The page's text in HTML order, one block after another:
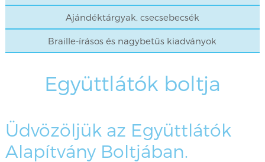
Együttlátók boltja
Üdvözöljük az Együttlátók
Alapítvány Boltjában.
Ajándéktárgyak, csecsebecsék
Braille-írásos és nagybetűs kiadványok